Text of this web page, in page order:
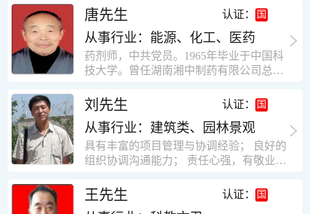
快掌握一种新事物的能力。我的格言：也
许我不是最好的，但我会做得更好。知识
面广泛，头脑灵活，思维开阔敏捷，极富
创新精神。
目经理、专业监理工程师等职。 管理过许
多各种结构的工业及民用建筑。1984年至
1986年就职于新疆乌鲁木齐铁路局劳动服
务公司建筑三工区任技术员。参于管理的
项目有：职工居乐部游艺楼，4000平方，
砖混结构。职工电教楼，8000平方，框架
方。1987至1981988年爱聘于郑州市荥阳
第二建筑公司，任郑州市天然气公司基地
建设项目施工员。该项目有15层办公楼及
裙楼一栋8000平方。框架结构。住宅楼4
栋16000平方，6层砖混结构。1989年至19
术负责人，该项目为水泥生产线，该项目
有圆形连体熟料仓12，每个直径9米高41
意识，丰富的经营理念和管理手段，能独
立处理各种工程技术问题；具有较强的沟
通协调能力和组织管理能力； ? 近十多年
的房地产方面工作经验，现任职江苏雨润
农产品集团南昌公司副总经理兼工程总工
识，能够合理高效的做好企业内部管理和
人员结构调整；具有大型工程及房地产公
司管理经验，以及公关的能力和商务谈判
能力。 ? 自认为是个有良好职业道德、有
责任心、有敬业精神，能承受巨大工作压
力的职业经理人！……
唐先生 认证：
从事行业：能源、化工、医药
药剂师，中共党员。1965年毕业于中国科
技大学。曾任湖南湘中制药有限公司总工
员、理事。高级工程师，执业药师，中国
药学会高级会员。享受国务院津贴专家。
丙戊酸镁缓释片及其制备工艺国家发明专
利人。
刘先生 认证：
从事行业：建筑类、园林景观
具有丰富的项目管理与协调经验； 良好的
组织协调沟通能力； 责任心强，有敬业创
闭路电视监控系统、防盗报警系统、门禁
一卡通系统、停车场管理系统、巡更系
王先生 认证：